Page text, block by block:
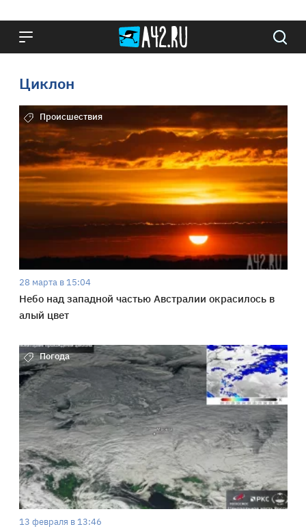
Циклон
Происшествия
28 марта в 15:04
Небо над западной частью Австралии окрасилось в
алый цвет
Погода
13 февраля в 13:46